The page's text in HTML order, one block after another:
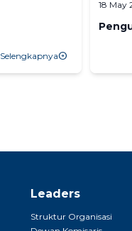
Selengkapnyaarrow_circle_right
18 May
Leaders
Struktur Organisasi